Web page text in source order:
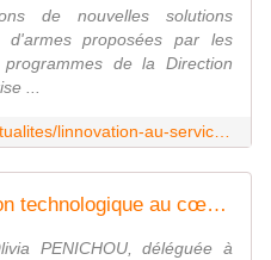
de nouvelles solutions
d'armes proposées par les
de la Direction
...
FOCUS 13/11 : l'innovation technologique au cœur de la performance des systèmes d'armes
PENICHOU, déléguée à